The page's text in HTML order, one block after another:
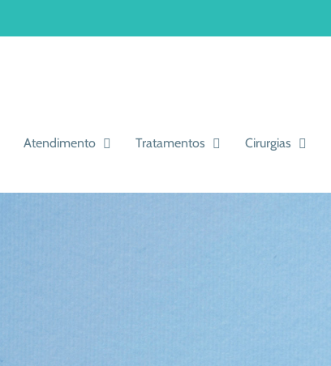
Atendimento Tratamentos Cirurgias